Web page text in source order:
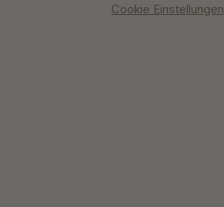
Cookie Einstellungen